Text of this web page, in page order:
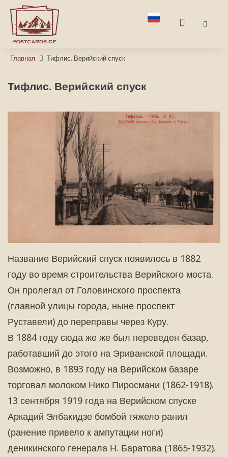
Главная Тифлис. Верийский спуск
Тифлис. Верийский спуск
Название Верийский спуск появилось в 1882
году во время строительства Верийского моста.
Он пролегал от Головинского проспекта
(главной улицы города, ныне проспект
Руставели) до переправы через Куру.
В 1884 году сюда же же был переведен базар,
работавший до этого на Эриванской площади.
Возможно, в 1893 году на Верийском базаре
торговал молоком Нико Пиросмани (1862-1918).
13 сентября 1919 года на Верийском спуске
Аркадий Элбакидзе бомбой тяжело ранил
(ранение привело к ампутации ноги)
деникинского генерала Н. Баратова (1865-1932).